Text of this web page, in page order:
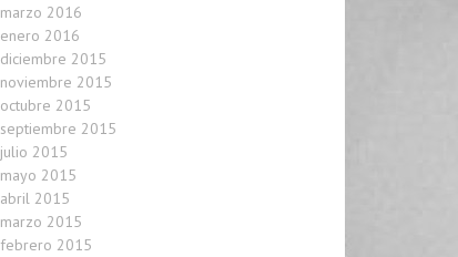
marzo 2016
enero 2016
diciembre 2015
noviembre 2015
octubre 2015
septiembre 2015
julio 2015
mayo 2015
abril 2015
marzo 2015
febrero 2015